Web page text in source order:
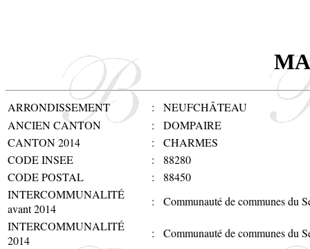
ARRONDISSEMENT :
NEUFCHÂTEAU
ANCIEN CANTON
:
DOMPAIRE
CANTON 2014
:
CHARMES
CODE INSEE
:
88280
CODE POSTAL
:
88450
INTERCOMMUNALITÉ
avant 2014
:
Communauté de communes du
INTERCOMMUNALITÉ
2014
:
Communauté de communes du